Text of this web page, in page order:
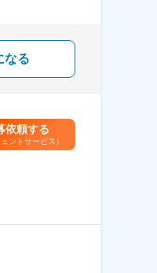
なる
依頼する
ェントサービス）